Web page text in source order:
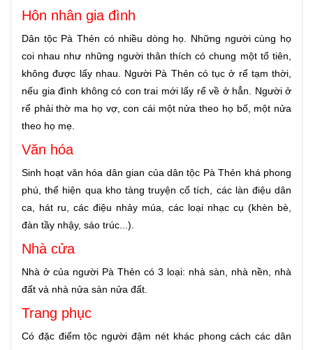
Hôn nhân gia đình
Dân tộc Pà Thẻn có nhiều dòng họ. Những người cùng họ
coi nhau như những người thân thích có chung một tổ tiên,
không được lấy nhau. Người Pà Thẻn có tục ở rể tạm thời,
nếu gia đình không có con trai mới lấy rể về ở hẳn. Người ở
rể phải thờ ma họ vợ, con cái một nửa theo họ bố, một nửa
theo họ mẹ.
Văn hóa
Sinh hoạt văn hóa dân gian của dân tộc Pà Thẻn khá phong
phú, thể hiện qua kho tàng truyện cổ tích, các làn điệu dân
ca, hát ru, các điệu nhảy múa, các loại nhạc cụ (khèn bè,
đàn tầy nhậy, sáo trúc...).
Nhà cửa
Nhà ở của người Pà Thẻn có 3 loại: nhà sàn, nhà nền, nhà
đất và nhà nửa sàn nửa đất.
Trang phục
Có đặc điểm tộc người đậm nét khác phong cách các dân